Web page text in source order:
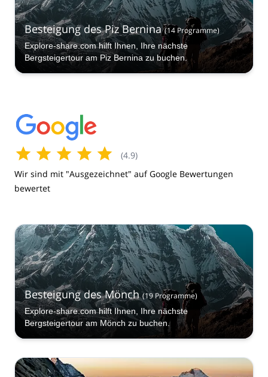
Besteigung des Piz Bernina (14 Programme)
Explore-share.com hilft Ihnen, Ihre nächste
Bergsteigertour am Piz Bernina zu buchen.
(4.9)
Wir sind mit "Ausgezeichnet" auf Google Bewertungen
bewertet
Besteigung des Mönch (19Programme)
Explore-share.com hilft Ihnen, Ihre nächste
Bergsteigertour am Mönch zu buchen.